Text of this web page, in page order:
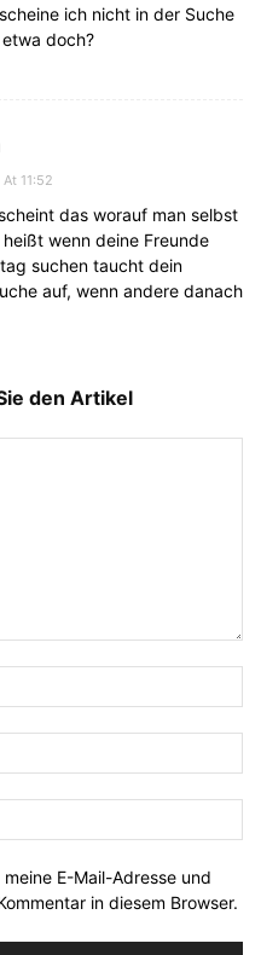
ich nicht in der Suche
doch?
11:52
das worauf man selbst
wenn deine Freunde
suchen taucht dein
auf, wenn andere danach
den Artikel
E-Mail-Adresse und
in diesem Browser.